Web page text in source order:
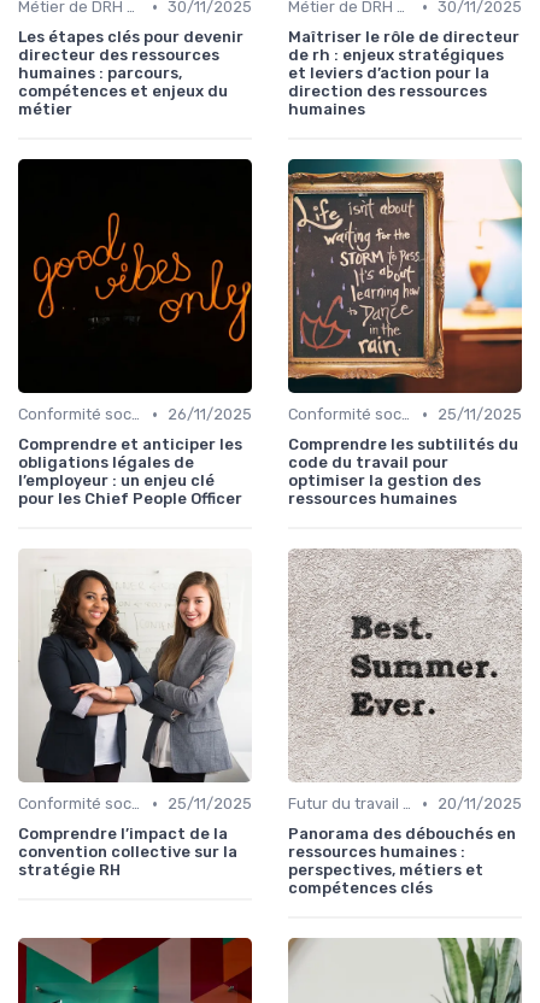
Métier de DRH & responsabilités • 30/11/2025
Les étapes clés pour devenir
directeur des ressources
humaines : parcours,
compétences et enjeux du
métier
Métier de DRH & responsabilités • 30/11/2025
Maîtriser le rôle de directeur
de rh : enjeux stratégiques
et leviers d’action pour la
direction des ressources
humaines
Conformité sociale & droit du travail •
26/11/2025
Comprendre et anticiper les
obligations légales de
l’employeur : un enjeu clé
pour les Chief People Officer
Conformité sociale & droit du travail •
25/11/2025
Comprendre les subtilités du
code du travail pour
optimiser la gestion des
ressources humaines
Conformité sociale & droit du travail •
25/11/2025
Comprendre l’impact de la
convention collective sur la
stratégie RH
Futur du travail & tendances RH •
20/11/2025
Panorama des débouchés en
ressources humaines :
perspectives, métiers et
compétences clés